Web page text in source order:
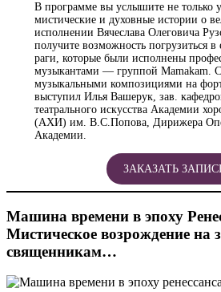
В программе вы услышите не только
мистические и духовные истории о
исполнении Вячеслава Олеговича
получите возможность погрузиться
раги, которые были исполнены
музыкантами — группой Mamakam.
музыкальными композициями на
выступил Илья Вашерук, зав.
театрального искусства Академии
(АХИ) им. В.С.Попова, Дирижера
Академии.
ЗАКАЗАТЬ
Машина времени в эпоху
Мистическое возрождение на
священникам…